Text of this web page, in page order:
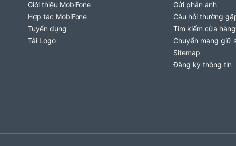
Giới thiệu MobiFone
Hợp tác MobiFone
Tuyển dụng
Tải Logo
Gửi phản ánh
Câu hỏi thường
Tìm kiếm cửa hàng
Chuyển mạng giữ
Sitemap
Đăng ký thông tin